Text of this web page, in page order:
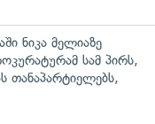
ნიკა მელიაზე
სამ პირს,
თანაპარტიელებს,